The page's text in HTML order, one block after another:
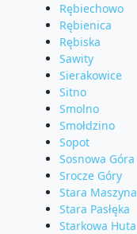
Rębiechowo
Rębienica
Rębiska
Sawity
Sierakowice
Sitno
Smolno
Smołdzino
Sopot
Sosnowa Góra
Srocze Góry
Stara Maszyna
Stara Pasłęka
Starkowa Huta